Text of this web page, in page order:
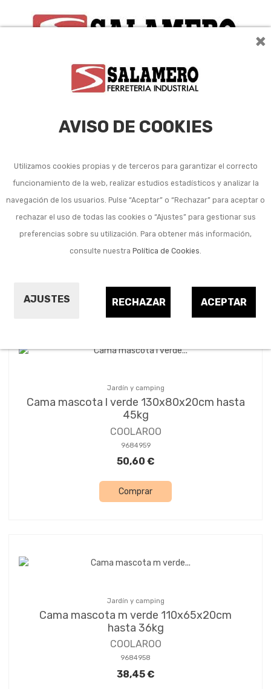
×
AVISO DE COOKIES
Utilizamos cookies propias y de terceros para garantizar el correcto
funcionamiento de la web, realizar estudios estadísticos y analizar la
navegación de los usuarios. Pulse “Aceptar” o “Rechazar” para aceptar o
rechazar el uso de todas las cookies o “Ajustes” para gestionar sus
preferencias sobre su utilización. Para obtener más información,
consulte nuestra Política de Cookies.
AJUSTES ACEPTAR
RECHAZAR
Camas y otros
accesorios para
mascotas
Ordenar por: 12
Jardín y camping
Cama mascota l verde 130x80x20cm hasta
45kg
COOLAROO
9684959
50,60 €
Comprar
Jardín y camping
Cama mascota m verde 110x65x20cm
hasta 36kg
COOLAROO
9684958
38,45 €